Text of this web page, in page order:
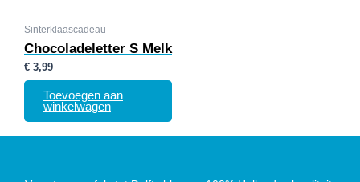
Sinterklaascadeau
Chocoladeletter S Melk
€ 3,99
Toevoegen aan
winkelwagen